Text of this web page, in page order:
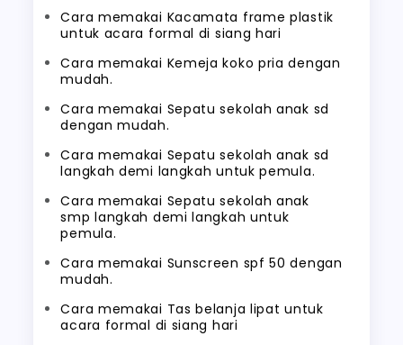
Cara memakai Kacamata frame plastik
untuk acara formal di siang hari
Cara memakai Kemeja koko pria dengan
mudah.
Cara memakai Sepatu sekolah anak sd
dengan mudah.
Cara memakai Sepatu sekolah anak sd
langkah demi langkah untuk pemula.
Cara memakai Sepatu sekolah anak
smp langkah demi langkah untuk
pemula.
Cara memakai Sunscreen spf 50 dengan
mudah.
Cara memakai Tas belanja lipat untuk
acara formal di siang hari